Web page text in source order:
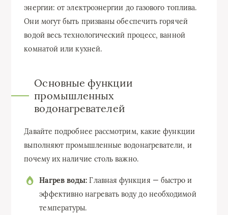
энергии: от электроэнергии до газового топлива.
Они могут быть призваны обеспечить горячей
водой весь технологический процесс, ванной
комнатой или кухней.
Основные функции
промышленных
водонагревателей
Давайте подробнее рассмотрим, какие функции
выполняют промышленные водонагреватели, и
почему их наличие столь важно.
Нагрев воды: Главная функция — быстро и
эффективно нагревать воду до необходимой
температуры.